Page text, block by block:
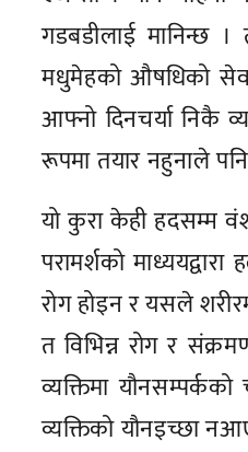
गडबडीलाई मानिन्छ
मधुमेहको औषधिको
आफ्नो दिनचर्या निकै
रूपमा तयार नहुनाले
यो कुरा केही हदसम्म
परामर्शको
रोग होइन र यसले
त विभिन्न रोग र
व्यक्तिमा
व्यक्तिको यौनइच्छा